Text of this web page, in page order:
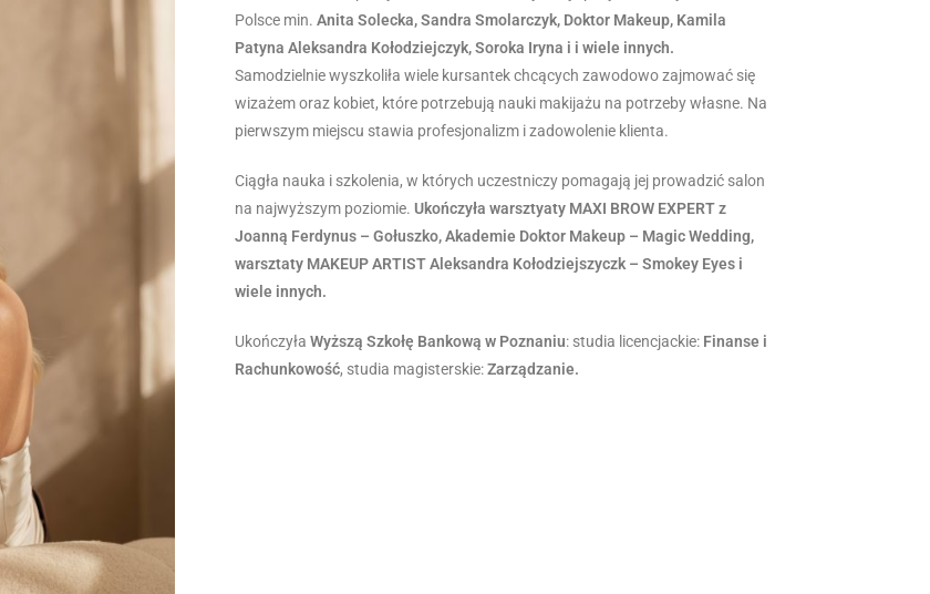
Polsce min.Anita Solecka, Sandra Smolarczyk, Doktor Makeup, Kamila
Patyna Aleksandra Kołodziejczyk, Soroka Iryna i i wiele innych.
Samodzielnie wyszkoliła wiele kursantek chcących zawodowo zajmować się
wizażem oraz kobiet, które potrzebują nauki makijażu na potrzeby własne. Na
pierwszym miejscu stawia profesjonalizm i zadowolenie klienta.
Ciągła nauka i szkolenia, w których uczestniczy pomagają jej prowadzić salon
na najwyższym poziomie. Ukończyła warsztyaty MAXI BROW EXPERT z
Joanną Ferdynus – Gołuszko, Akademie Doktor Makeup – Magic Wedding,
warsztaty MAKEUP ARTIST Aleksandra Kołodziejszyczk – Smokey Eyes i
wiele innych.
UkończyłaWyższą Szkołę Bankową w Poznaniu: studia licencjackie: Finanse i
Rachunkowość, studia magisterskie:Zarządzanie.